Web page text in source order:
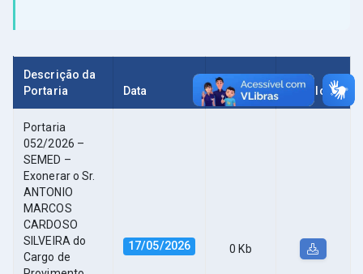
Descrição da
Portaria
Data Tamanho Download
Portaria
052/2026 –
SEMED –
Exonerar o Sr.
ANTONIO
MARCOS
CARDOSO
SILVEIRA do
Cargo de
17/05/2026 0 Kb